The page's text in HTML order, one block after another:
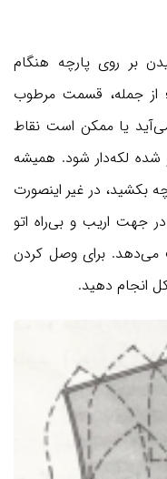
بر روی پارچه هنگام
از جمله، قسمت مرطوب
یا ممکن است نقاط
شده لکه‌دار شود. همیشه
بکشید، در غیر اینصورت
جهت اریب و بی‌راه اتو
می‌دهد. برای وصل کردن
انجام دهید.